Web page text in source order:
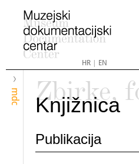
HR| EN
mdc
Zbirke,
Knjižnica
Publikacija